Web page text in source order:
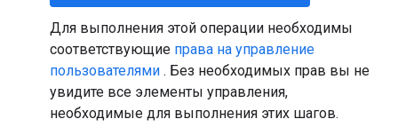
Для выполнения этой операции необходимы
соответствующие права на управление
пользователями . Без необходимых прав вы не
увидите все элементы управления,
необходимые для выполнения этих шагов.